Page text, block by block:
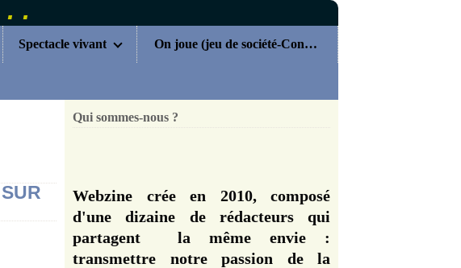
Spectacle vivant On joue (jeu de société-Concours)
Qui sommes-nous ?
Webzine crée en 2010, composé
d'une dizaine de rédacteurs qui
partagent la même envie :
transmettre notre passion de la